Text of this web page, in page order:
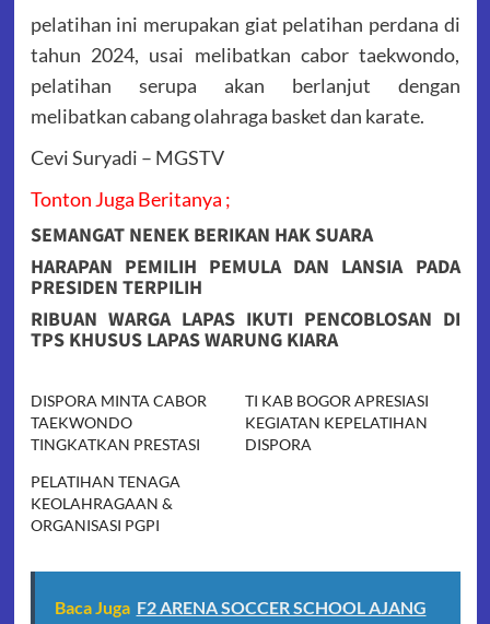
pelatihan ini merupakan giat pelatihan perdana di
tahun 2024, usai melibatkan cabor taekwondo,
pelatihan serupa akan berlanjut dengan
melibatkan cabang olahraga basket dan karate.
Cevi Suryadi – MGSTV
Tonton Juga Beritanya ;
SEMANGAT NENEK BERIKAN HAK SUARA
HARAPAN PEMILIH PEMULA DAN LANSIA PADA
PRESIDEN TERPILIH
RIBUAN WARGA LAPAS IKUTI PENCOBLOSAN DI
TPS KHUSUS LAPAS WARUNG KIARA
DISPORA MINTA CABOR
TAEKWONDO
TINGKATKAN PRESTASI
TI KAB BOGOR APRESIASI
KEGIATAN KEPELATIHAN
DISPORA
PELATIHAN TENAGA
KEOLAHRAGAAN &
ORGANISASI PGPI
Baca Juga F2 ARENA SOCCER SCHOOL AJANG